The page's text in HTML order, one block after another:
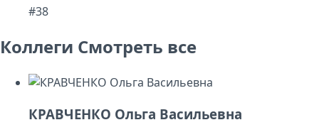
#38
Коллеги Смотреть все
КРАВЧЕНКО Ольга Васильевна